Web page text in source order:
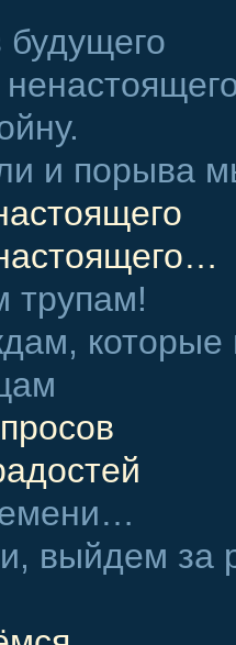
и порыва
трупам!
которые
выйдем за